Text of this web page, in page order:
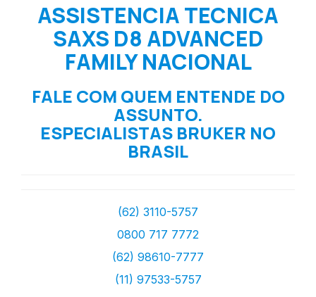
ASSISTENCIA TECNICA
SAXS D8 ADVANCED
FAMILY NACIONAL
FALE COM QUEM ENTENDE DO
ASSUNTO.
ESPECIALISTAS BRUKER NO
BRASIL
(62) 3110-5757
0800 717 7772
(62) 98610-7777
(11) 97533-5757